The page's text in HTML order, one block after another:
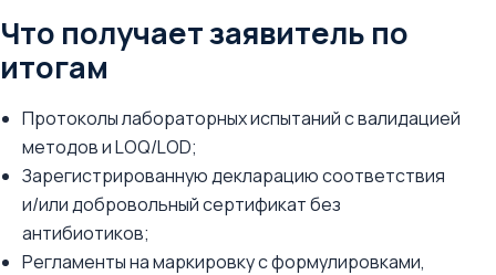
Что получает заявитель по
итогам
Протоколы лабораторных испытаний с валидацией
методов и LOQ/LOD;
Зарегистрированную декларацию соответствия
и/или добровольный сертификат без
антибиотиков;
Регламенты на маркировку с формулировками,